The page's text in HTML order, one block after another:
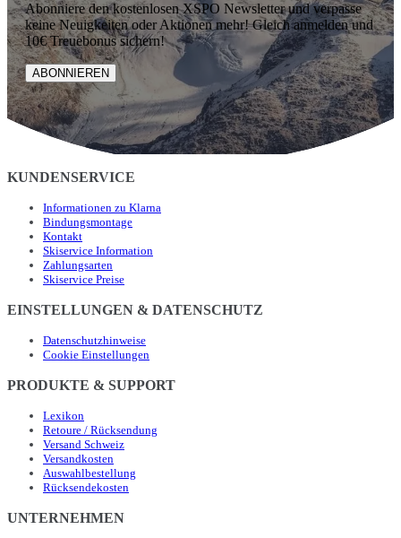
Abonniere den kostenlosen XSPO Newsletter und verpasse
keine Neuigkeiten oder Aktionen mehr! Gleich anmelden und
10€ Treuebonus sichern!
ABONNIEREN
KUNDENSERVICE
Informationen zu Klarna
Bindungsmontage
Kontakt
Skiservice Information
Zahlungsarten
Skiservice Preise
EINSTELLUNGEN & DATENSCHUTZ
Datenschutzhinweise
Cookie Einstellungen
PRODUKTE & SUPPORT
Lexikon
Retoure / Rücksendung
Versand Schweiz
Versandkosten
Auswahlbestellung
Rücksendekosten
UNTERNEHMEN